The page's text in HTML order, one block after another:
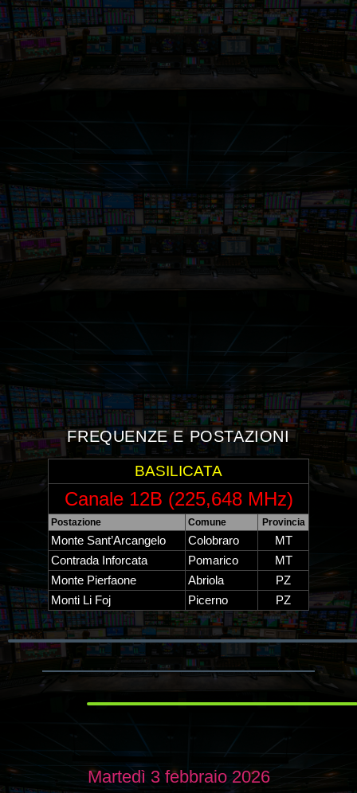
FREQUENZE E POSTAZIONI
BASILICATA
Canale 12B (225,648 MHz)
Postazione Comune Provincia
Monte Sant’Arcangelo Colobraro
MT
Contrada Inforcata
Pomarico
MT
Monte Pierfaone
Abriola
PZ
Monti Li Foj
Picerno PZ
Martedì 3 febbraio 2026